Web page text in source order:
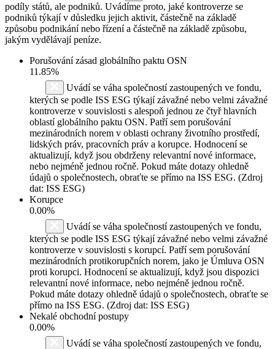
podíly států, ale podniků. Uvádíme proto, jaké kontroverze se
podniků týkají v důsledku jejich aktivit, částečně na základě
způsobu podnikání nebo řízení a částečně na základě způsobu,
jakým vydělávají peníze.
Porušování zásad globálního paktu OSN
11.85%
Uvádí se váha společností zastoupených ve fondu,
kterých se podle ISS ESG týkají závažné nebo velmi závažné
kontroverze v souvislosti s alespoň jednou ze čtyř hlavních
oblastí globálního paktu OSN. Patří sem porušování
mezinárodních norem v oblasti ochrany životního prostředí,
lidských práv, pracovních práv a korupce. Hodnocení se
aktualizují, když jsou obdrženy relevantní nové informace,
nebo nejméně jednou ročně. Pokud máte dotazy ohledně
údajů o společnostech, obraťte se přímo na ISS ESG. (Zdroj
dat: ISS ESG)
Korupce
0.00%
Uvádí se váha společností zastoupených ve fondu,
kterých se podle ISS ESG týkají závažné nebo velmi závažné
kontroverze v souvislosti s korupcí. Patří sem porušování
mezinárodních protikorupčních norem, jako je Úmluva OSN
proti korupci. Hodnocení se aktualizují, když jsou dispozici
relevantní nové informace, nebo nejméně jednou ročně.
Pokud máte dotazy ohledně údajů o společnostech, obraťte se
přímo na ISS ESG. (Zdroj dat: ISS ESG)
Nekalé obchodní postupy
0.00%
Uvádí se váha společností zastoupených ve fondu,